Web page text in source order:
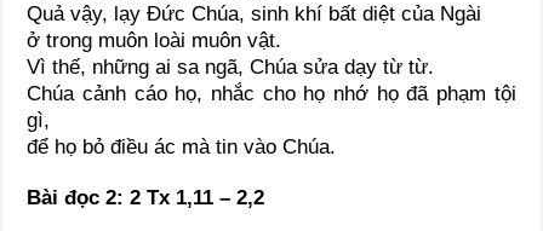
Quả vậy, lạy Đức Chúa, sinh khí bất diệt của Ngài
ở trong muôn loài muôn vật.
Vì thế, những ai sa ngã, Chúa sửa dạy từ từ.
Chúa cảnh cáo họ, nhắc cho họ nhớ họ đã phạm tội
gì,
để họ bỏ điều ác mà tin vào Chúa.
Bài đọc 2:2 Tx 1,11 – 2,2